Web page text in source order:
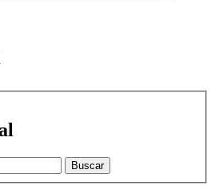
Buscar